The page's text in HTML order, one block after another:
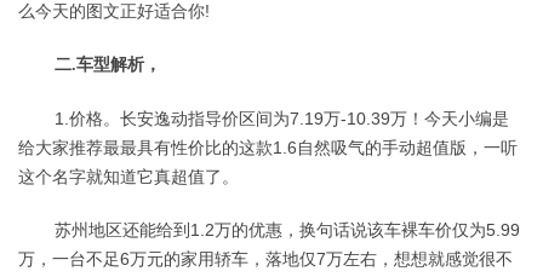
么今天的图文正好适合你!
二.车型解析，
1.价格。长安逸动指导价区间为7.19万-10.39万！今天小编是
给大家推荐最最具有性价比的这款1.6自然吸气的手动超值版，一听
这个名字就知道它真超值了。
苏州地区还能给到1.2万的优惠，换句话说该车裸车价仅为5.99
万，一台不足6万元的家用轿车，落地仅7万左右，想想就感觉很不